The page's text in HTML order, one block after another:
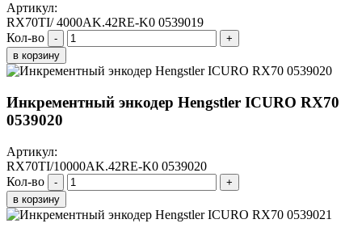
Артикул:
RX70TI/ 4000AK.42RE-K0 0539019
Кол-во
-
+
в корзину
Инкрементный энкодер Hengstler ICURO RX70
0539020
Артикул:
RX70TI/10000AK.42RE-K0 0539020
Кол-во
-
+
в корзину